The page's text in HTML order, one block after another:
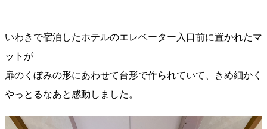
いわきで宿泊したホテルのエレベーター入口前に置かれたマ
ットが
扉のくぼみの形にあわせて台形で作られていて、きめ細かく
やっとるなあと感動しました。